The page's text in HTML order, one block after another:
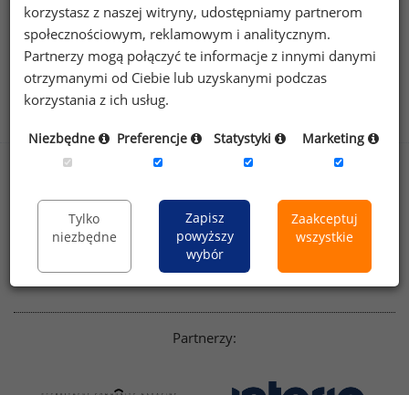
wynagrodzenia.pl
sedlak.pl
kfw.sedlak.pl
rynekpracy.pl
raportyplacowe.pl
badaniaHR.pl
Dla mediów
Polityka
prywatności
Regulamin
English version
Linkedin
Partnerzy:
korzystasz z naszej witryny, udostępniamy partnerom
społecznościowym, reklamowym i analitycznym.
Partnerzy mogą połączyć te informacje z innymi danymi
otrzymanymi od Ciebie lub uzyskanymi podczas
korzystania z ich usług.
Niezbędne Preferencje Statystyki Marketing
Tylko
niezbędne
Zapisz
powyższy
wybór
Zaakceptuj
wszystkie